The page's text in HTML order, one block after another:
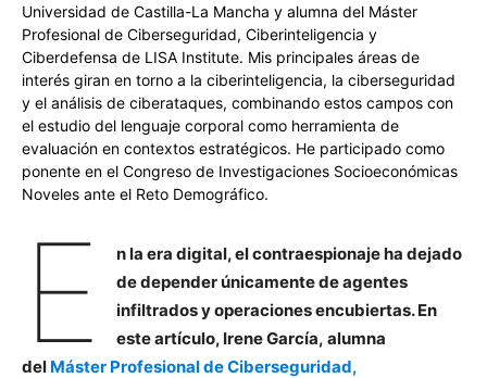
Universidad de Castilla-La Mancha y alumna del Máster
Profesional de Ciberseguridad, Ciberinteligencia y
Ciberdefensa de LISA Institute. Mis principales áreas de
interés giran en torno a la ciberinteligencia, la ciberseguridad
y el análisis de ciberataques, combinando estos campos con
el estudio del lenguaje corporal como herramienta de
evaluación en contextos estratégicos. He participado como
ponente en el Congreso de Investigaciones Socioeconómicas
Noveles ante el Reto Demográfico.
E
n la era digital, el contraespionaje ha dejado
de depender únicamente de agentes
infiltrados y operaciones encubiertas. En
este artículo, Irene García, alumna
del Máster Profesional de Ciberseguridad,